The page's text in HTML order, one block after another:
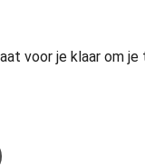
voor je klaar om je